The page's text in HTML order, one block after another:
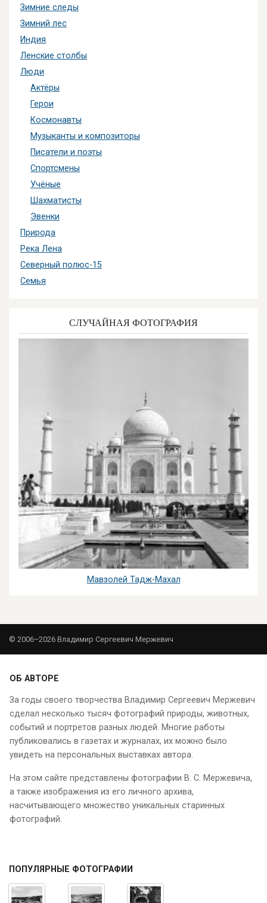
Зимние следы
Зимний лес
Индия
Ленские столбы
Люди
Актёры
Герои
Космонавты
Музыканты и композиторы
Писатели и поэты
Спортсмены
Учёные
Шахматисты
Эвенки
Природа
Река Лена
Северный полюс-15
Семья
СЛУЧАЙНАЯ ФОТОГРАФИЯ
Мавзолей Тадж-Махал
© 2006–2026 Владимир Сергеевич Мержевич
ОБ АВТОРЕ
За годы своего творчества Владимир Сергеевич Мержевич
сделал несколько тысяч фотографий природы, животных,
событий и портретов разных людей. Многие работы
публиковались в газетах и журналах, их можно было
увидеть на персональных выставках автора.
На этом сайте представлены фотографии В. С. Мержевича,
а также изображения из его личного архива,
насчитывающего множество уникальных старинных
фотографий.
ПОПУЛЯРНЫЕ ФОТОГРАФИИ